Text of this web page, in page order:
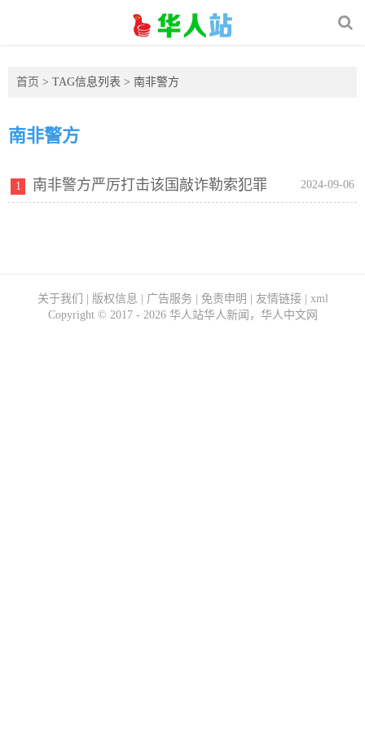
首页 > TAG信息列表 > 南非警方
南非警方
2024-09-06
1 南非警方严厉打击该国敲诈勒索犯罪
关于我们 版权信息 广告服务 免责申明 友情链接| xml
Copyright © 2017 - 2026 华人站华人新闻，华人中文网